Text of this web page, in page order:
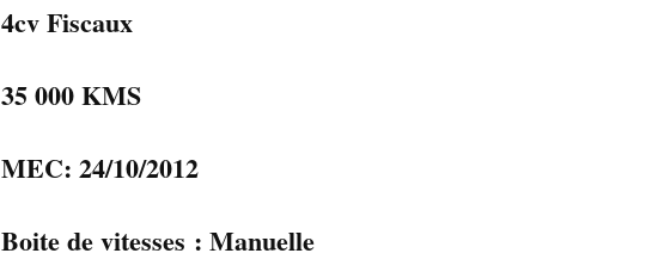
4cv Fiscaux
35 000 KMS
MEC: 24/10/2012
Boite de vitesses : Manuelle